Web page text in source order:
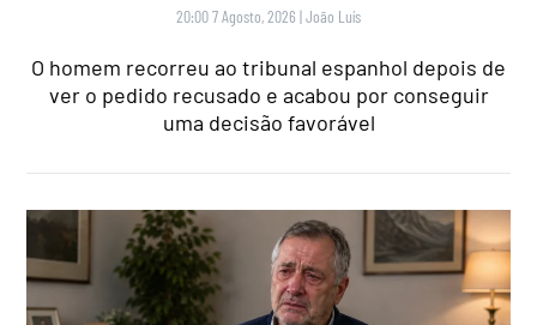
20:00 7 Agosto, 2026 |João Luís
O homem recorreu ao tribunal espanhol depois de
ver o pedido recusado e acabou por conseguir
uma decisão favorável